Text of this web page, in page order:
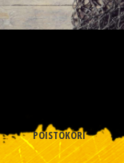
POISTOKORI